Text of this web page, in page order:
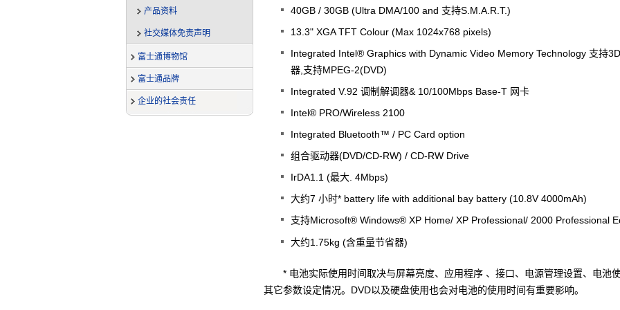
产品资料
社交媒体免责声明
富士通博物馆
富士通品牌
企业的社会责任
40GB / 30GB (Ultra DMA/100 and 支持S.M.A.R.T.)
13.3" XGA TFT Colour (Max 1024x768 pixels)
Integrated Intel® Graphics with Dynamic Video Memory Technology 支持
器,支持MPEG-2(DVD)
Integrated V.92 调制解调器& 10/100Mbps Base-T 网卡
Intel® PRO/Wireless 2100
Integrated Bluetooth™ / PC Card option
组合驱动器(DVD/CD-RW) / CD-RW Drive
IrDA1.1 (最大. 4Mbps)
大约7 小时* battery life with additional bay battery (10.8V 4000mAh)
支持Microsoft® Windows® XP Home/ XP Professional/ 2000 Professional
大约1.75kg (含重量节省器)
* 电池实际使用时间取决与屏幕亮度、应用程序 、接口、电源管理设置、电池
其它参数设定情况。DVD以及硬盘使用也会对电池的使用时间有重要影响。